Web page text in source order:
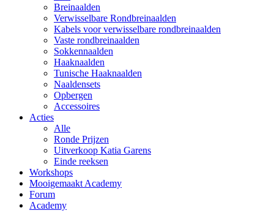
Breinaalden
Verwisselbare Rondbreinaalden
Kabels voor verwisselbare rondbreinaalden
Vaste rondbreinaalden
Sokkennaalden
Haaknaalden
Tunische Haaknaalden
Naaldensets
Opbergen
Accessoires
Acties
Alle
Ronde Prijzen
Uitverkoop Katia Garens
Einde reeksen
Workshops
Mooigemaakt Academy
Forum
Academy